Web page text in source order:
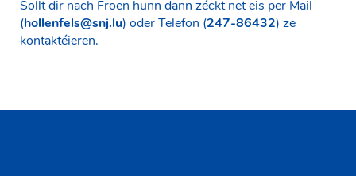
Sollt dir nach Froen hunn dann zéckt net eis per Mail
(hollenfels@snj.lu) oder Telefon (247-86432) ze
kontaktéieren.